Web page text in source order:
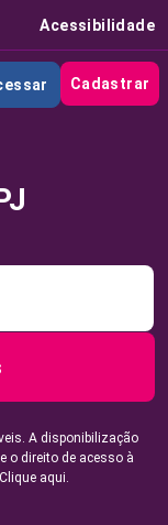
Acessibilidade
Cadastrar
A disponibilização
o direito de acesso à
Clique aqui.